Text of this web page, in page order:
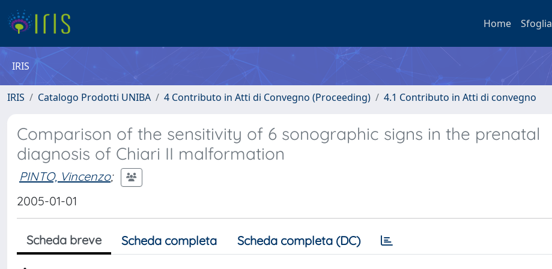
Home Sfoglia
IRIS
IRIS Catalogo Prodotti UNIBA 4 Contributo in Atti di Convegno (Proceeding) 4.1 Contributo in Atti di convegno
Comparison of the sensitivity of 6 sonographic signs in the prenatal
diagnosis of Chiari II malformation
PINTO, Vincenzo;
2005-01-01
Scheda breve Scheda completa Scheda completa (DC)